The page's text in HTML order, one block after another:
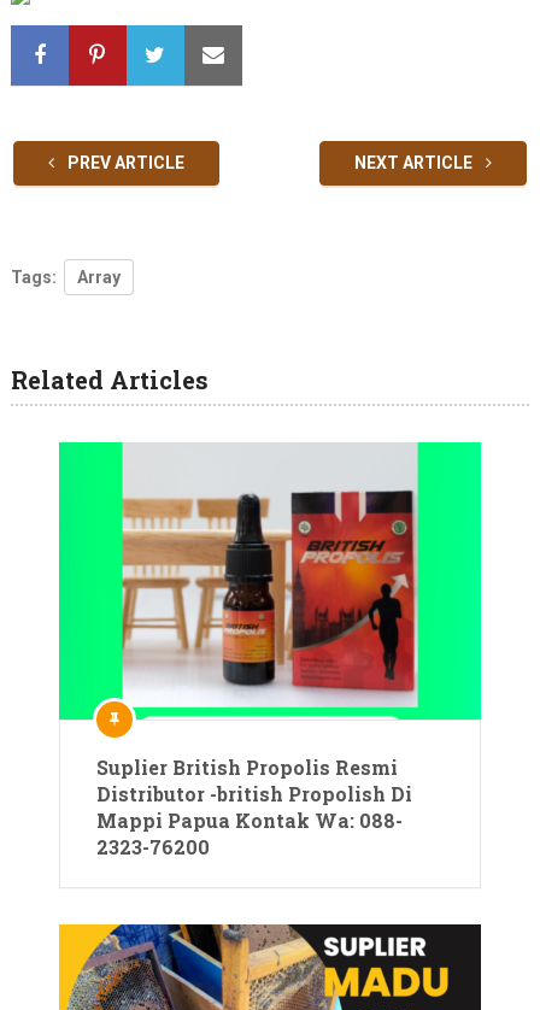
PREV ARTICLE NEXT ARTICLE
Tags: Array
Related Articles
Suplier British Propolis Resmi
Distributor -british Propolish Di
Mappi Papua Kontak Wa: 088-
2323-76200